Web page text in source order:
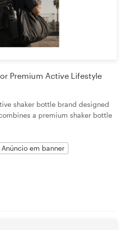
Premium Active Lifestyle
shaker bottle brand designed
a premium shaker bottle
Anúncio em banner